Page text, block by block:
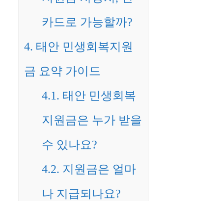
카드로 가능할까?
4. 태안 민생회복지원
금 요약 가이드
4.1. 태안 민생회복
지원금은 누가 받을
수 있나요?
4.2. 지원금은 얼마
나 지급되나요?